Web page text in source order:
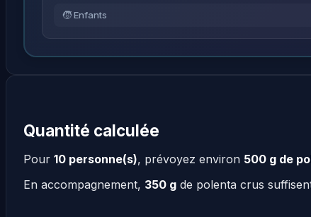
🧒 Enfants
Quantité calculée
Pour 10 personne(s), prévoyez environ 500 g de
En accompagnement, 350 g de polenta crus